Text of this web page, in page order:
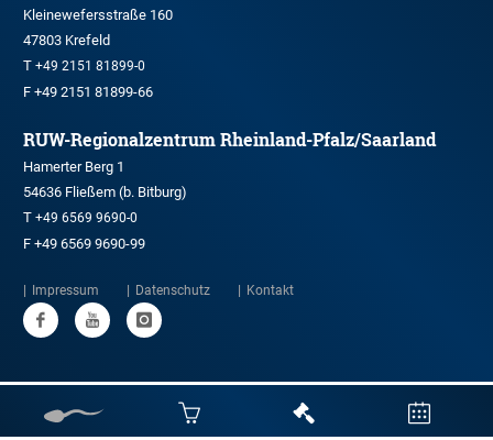
Kleinewefersstraße 160
47803 Krefeld
T +49 2151 81899-0
F +49 2151 81899-66
RUW-Regionalzentrum Rheinland-Pfalz/Saarland
Hamerter Berg 1
54636 Fließem (b. Bitburg)
T +49 6569 9690-0
F +49 6569 9690-99
Impressum Datenschutz Kontakt